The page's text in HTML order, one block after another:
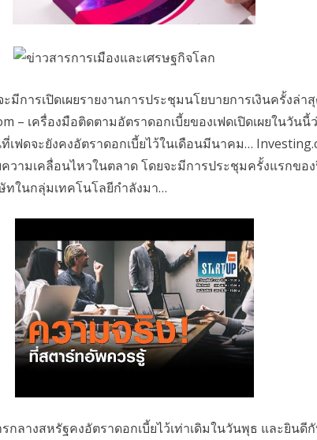
มีการเปิดเผยรายงานการประชุมนโยบายการเงินครั้งล่า
– เครื่องมือติดตามอัตราดอกเบี้ยของเฟดเปิดเผยในวัน
เฟดจะยังคงอัตราดอกเบี้ยไว้ในเดือนมีนาคม…
วามเคลื่อนไหวในตลาด โดยจะมีการประชุมครั้งแรกขอ
ทในกลุ่มเทคโนโลยีกำลังมา…
กลางสหรัฐคงอัตราดอกเบี้ยไว้เท่าเดิมในวันพุธ และยินดี